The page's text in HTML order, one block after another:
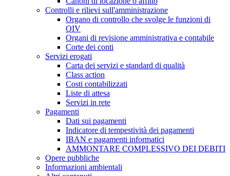
Controlli e rilievi sull'amministrazione
Organo di controllo che svolge le funzioni di
OIV
Organi di revisione amministrativa e contabile
Corte dei conti
Servizi erogati
Carta dei servizi e standard di qualità
Class action
Costi contabilizzati
Liste di attesa
Servizi in rete
Pagamenti
Dati sui pagamenti
Indicatore di tempestività dei pagamenti
IBAN e pagamenti informatici
AMMONTARE COMPLESSIVO DEI DEBITI
Opere pubbliche
Informazioni ambientali